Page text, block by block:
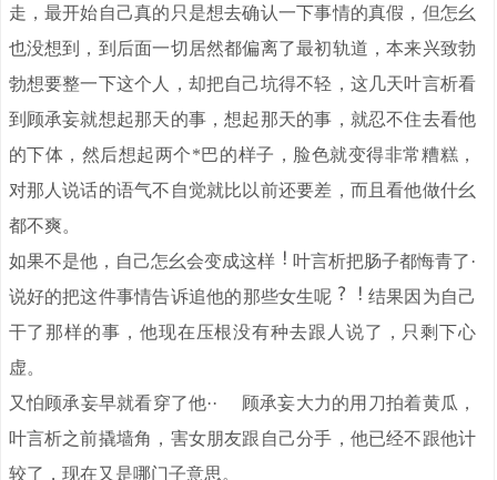
走，最开始自己真的只是想去确认一下事情的真假，但怎幺
也没想到，到后面一切居然都偏离了最初轨道，本来兴致勃
勃想要整一下这个人，却把自己坑得不轻，这几天叶言析看
到顾承妄就想起那天的事，想起那天的事，就忍不住去看他
的下体，然后想起两个*巴的样子，脸色就变得非常糟糕，
对那人说话的语气不自觉就比以前还要差，而且看他做什幺
都不爽。
如果不是他，自己怎幺会变成这样
叶言析把肠子都悔青了·
说好的把这件事情告诉追他的那些女生呢
结果因为自己
干了那样的事，他现在压根没有种去跟人说了，只剩下心
虚。
又怕顾承妄早就看穿了他·· 顾承妄大力的用刀拍着黄瓜，
叶言析之前撬墙角，害女朋友跟自己分手，他已经不跟他计
较了，现在又是哪门子意思。